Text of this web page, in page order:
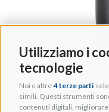
Utilizziamo i
tecnologie
Noi e altre 4 terze parti
simili. Questi strumenti
contenuti digitali,